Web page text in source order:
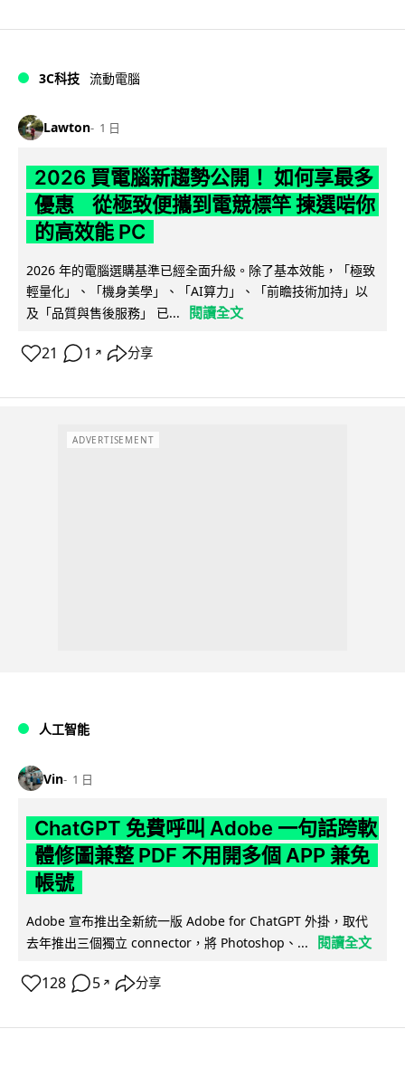
3C科技 流動電腦
Lawton 1 日
2026 買電腦新趨勢公開！ 如何享最多
優惠 從極致便攜到電競標竿 揀選啱你
的高效能 PC
2026 年的電腦選購基準已經全面升級。除了基本效能，「極致
輕量化」、「機身美學」、「AI算力」、「前瞻技術加持」以
及「品質與售後服務」 已...
閱讀全文
21 1 ↗ 分享
ADVERTISEMENT
人工智能
Vin 1 日
ChatGPT 免費呼叫 Adobe 一句話跨軟
體修圖兼整 PDF 不用開多個 APP 兼免
帳號
Adobe 宣布推出全新統一版 Adobe for ChatGPT 外掛，取代
去年推出三個獨立 connector，將 Photoshop、...
閱讀全文
128 5 ↗ 分享